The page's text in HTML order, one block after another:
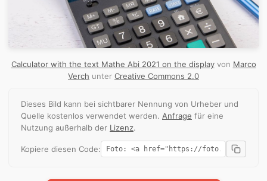
Calculator with the text Mathe Abi 2021 on the displayvon Marco
Verch unter Creative Commons 2.0
Dieses Bild kann bei sichtbarer Nennung von Urheber und
Quelle kostenlos verwendet werden. Anfrage für eine
Nutzung außerhalb der Lizenz.
Kopiere diesen Code: